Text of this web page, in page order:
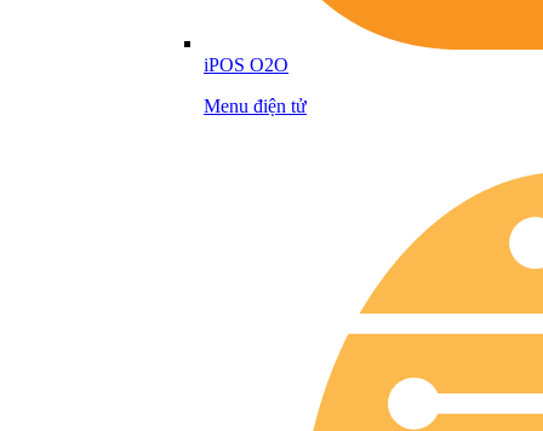
iPOS O2O
Menu điện tử